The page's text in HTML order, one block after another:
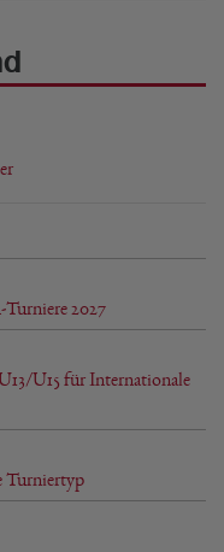
2027
U15 für Internationale
Turniertyp